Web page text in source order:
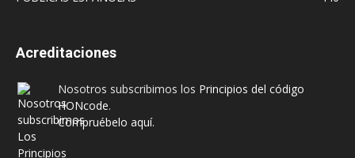
Acreditaciones
Nosotros subscribimos los Principios del código
HONcode.
Compruébelo aquí.